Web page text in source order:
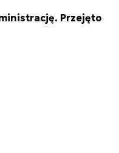
Przejęto